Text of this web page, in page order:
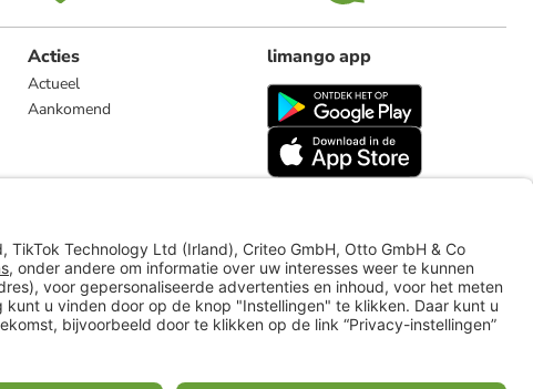
Acties
Actueel
Aankomend
limango app
limango.de limango.pl